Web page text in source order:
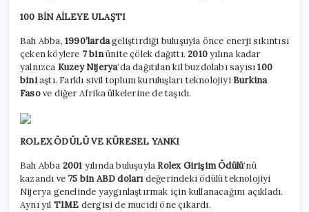
100 BİN AİLEYE ULAŞTI
Bah Abba, 1990’lardageliştirdiği buluşuyla önce enerji sıkıntısı
çeken köylere 7 binünite çölek dağıttı.2010yılına kadar
yalnızca Kuzey Nijerya‘da dağıtılan kil buzdolabı sayısı100
biniaştı. Farklı sivil toplum kuruluşları teknolojiyiBurkina
Fasove diğer Afrika ülkelerine de taşıdı.
ROLEX ÖDÜLÜ VE KÜRESEL YANKI
Bah Abba 2001 yılında buluşuylaRolex Girişim Ödülü‘nü
kazandı ve 75 bin ABD dolarıdeğerindeki ödülü teknolojiyi
Nijerya genelinde yaygınlaştırmak için kullanacağını açıkladı.
Aynı yıl TIME dergisi de mucidi öne çıkardı.